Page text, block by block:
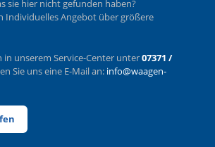
sie hier nicht gefunden haben?
Individuelles Angebot über größere
in unserem Service-Center unter07371 /
Sie uns eine E-Mail an: info@waagen-